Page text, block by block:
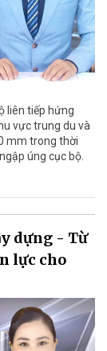
liên tiếp hứng
vực trung du và
mm trong thời
úng cục bộ.
dựng - Từ
lực cho